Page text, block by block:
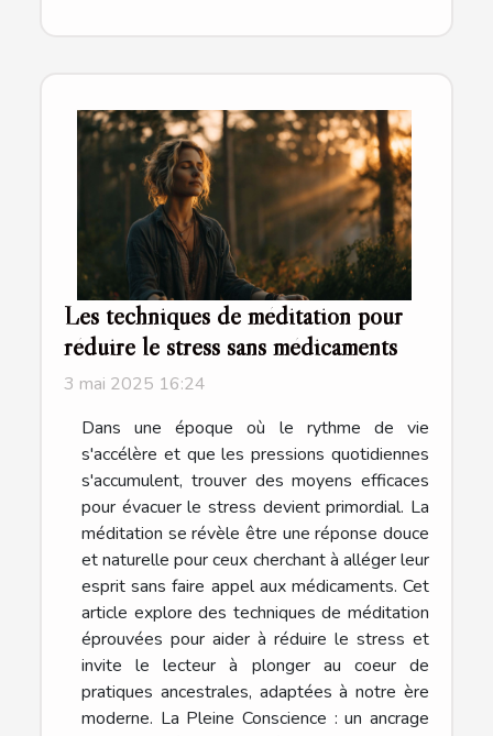
Les techniques de méditation pour
réduire le stress sans médicaments
3 mai 2025 16:24
Dans une époque où le rythme de vie
s'accélère et que les pressions quotidiennes
s'accumulent, trouver des moyens efficaces
pour évacuer le stress devient primordial. La
méditation se révèle être une réponse douce
et naturelle pour ceux cherchant à alléger leur
esprit sans faire appel aux médicaments. Cet
article explore des techniques de méditation
éprouvées pour aider à réduire le stress et
invite le lecteur à plonger au coeur de
pratiques ancestrales, adaptées à notre ère
moderne. La Pleine Conscience : un ancrage